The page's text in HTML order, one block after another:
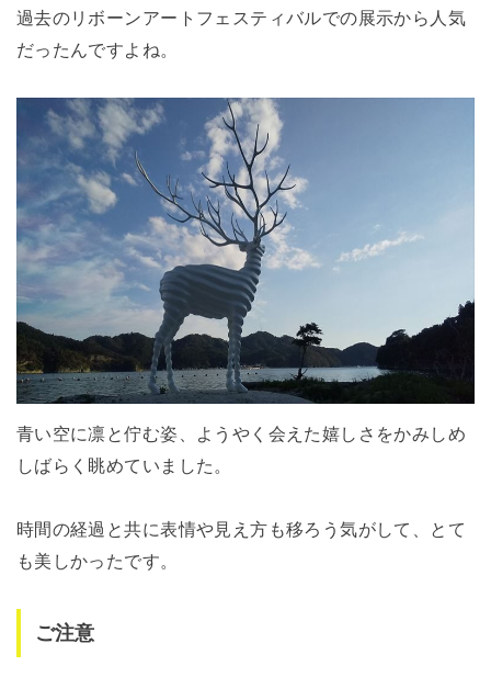
過去のリボーンアートフェスティバルでの展示から人気
だったんですよね。
青い空に凛と佇む姿、ようやく会えた嬉しさをかみしめ
しばらく眺めていました。
時間の経過と共に表情や見え方も移ろう気がして、とて
も美しかったです。
ご注意